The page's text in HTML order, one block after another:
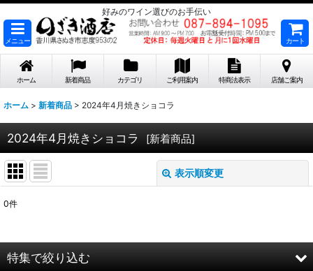
好みのワイン選びのお手伝い
メニュー カート
ホーム 新着商品 カテゴリ ご利用案内 特商法表示 店舗ご案内
ホーム > 新着商品 > 2024年4月焼きショコラ
2024年4月焼きショコラ [新着商品]
表示順変更
在庫あり
0件
特集で絞り込む